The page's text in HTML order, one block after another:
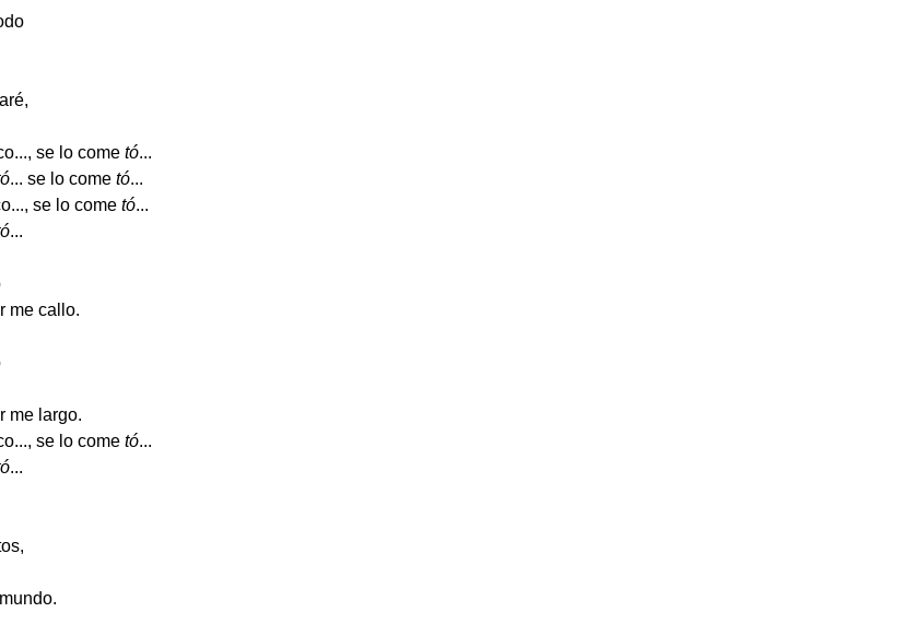
se lo come tó...
... se lo come tó...
se lo come tó...
...
me callo.
me largo.
se lo come tó...
...